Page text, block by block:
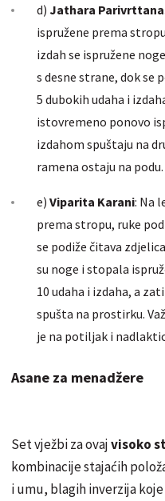
d) Jathara
ispružene prema
izdah se ispružene
s desne strane, dok se
5 dubokih udaha i
istovremeno ponovo
izdahom spuštaju na
ramena ostaju na podu.
e) Viparita Karani: Na
prema stropu, ruke
se podiže čitava
su noge i stopala
10 udaha i izdaha, a
spušta na prostirku.
je na potiljak i
Asane za menadžere
Set vježbi za ovajvisoko
kombinacije stajaćih
i umu, blagih inverzija